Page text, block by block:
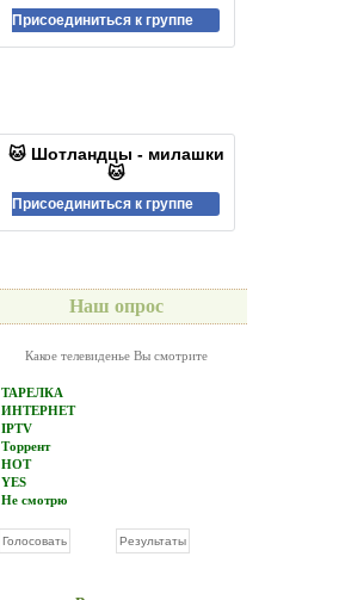
Присоединиться к группе
🐱 Шотландцы - милашки
🐱
Присоединиться к группе
Наш опрос
Какое телевиденье Вы смотрите
ТАРЕЛКА
ИНТЕРНЕТ
IPTV
Торрент
HOT
YES
Не смотрю